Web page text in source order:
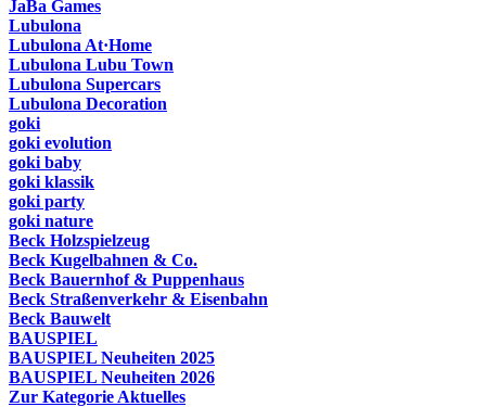
JaBa Games
Lubulona
Lubulona At·Home
Lubulona Lubu Town
Lubulona Supercars
Lubulona Decoration
goki
goki evolution
goki baby
goki klassik
goki party
goki nature
Beck Holzspielzeug
Beck Kugelbahnen & Co.
Beck Bauernhof & Puppenhaus
Beck Straßenverkehr & Eisenbahn
Beck Bauwelt
BAUSPIEL
BAUSPIEL Neuheiten 2025
BAUSPIEL Neuheiten 2026
Zur Kategorie Aktuelles